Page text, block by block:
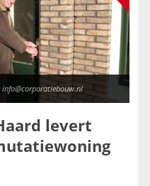
info@corporatiebouw.nl
levert